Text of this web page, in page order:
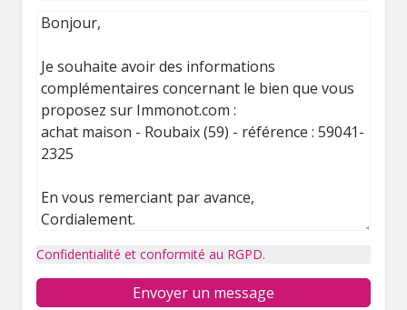
Confidentialité et conformité au RGPD.
Envoyer un message